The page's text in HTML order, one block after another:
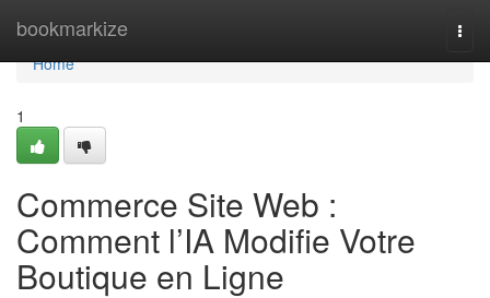
bookmarkize
Home
Home
1
Commerce Site Web :
Comment l’IA Modifie Votre
Boutique en Ligne